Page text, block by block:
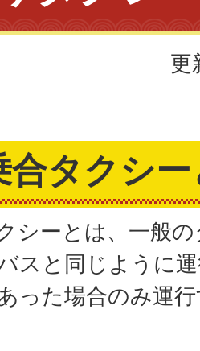
更
合タクシ
シーとは、一般
スと同じように
った場合のみ運